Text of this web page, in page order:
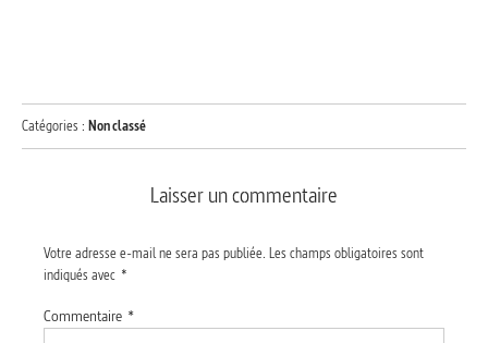
Catégories : Non classé
Laisser un commentaire
Votre adresse e-mail ne sera pas publiée. Les champs obligatoires sont
indiqués avec *
Commentaire *